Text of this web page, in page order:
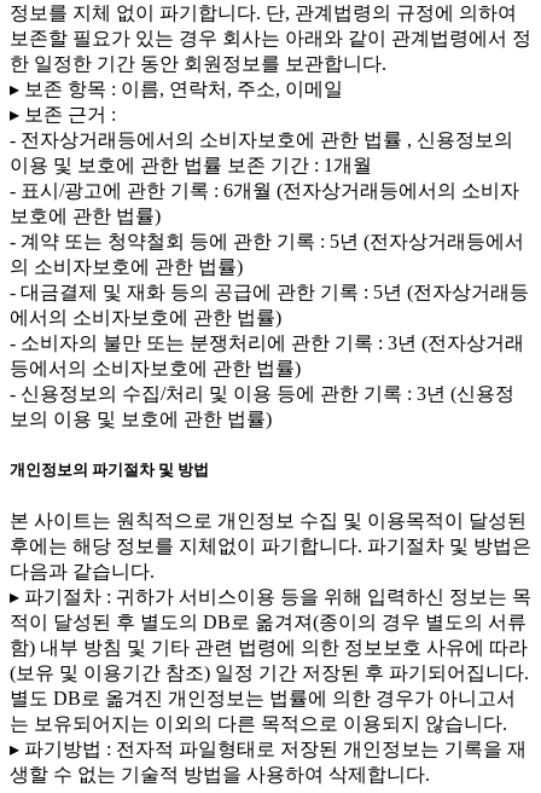
정보를 지체 없이 파기합니다. 단, 관계법령의 규정에 의하여
보존할 필요가 있는 경우 회사는 아래와 같이 관계법령에서 정
한 일정한 기간 동안 회원정보를 보관합니다.
▸ 보존 항목 : 이름, 연락처, 주소, 이메일
▸ 보존 근거 :
- 전자상거래등에서의 소비자보호에 관한 법률 , 신용정보의
이용 및 보호에 관한 법률 보존 기간 : 1개월
- 표시/광고에 관한 기록 : 6개월 (전자상거래등에서의 소비자
보호에 관한 법률)
- 계약 또는 청약철회 등에 관한 기록 : 5년 (전자상거래등에서
의 소비자보호에 관한 법률)
- 대금결제 및 재화 등의 공급에 관한 기록 : 5년 (전자상거래등
에서의 소비자보호에 관한 법률)
- 소비자의 불만 또는 분쟁처리에 관한 기록 : 3년 (전자상거래
등에서의 소비자보호에 관한 법률)
- 신용정보의 수집/처리 및 이용 등에 관한 기록 : 3년 (신용정
보의 이용 및 보호에 관한 법률)
개인정보의 파기절차 및 방법
본 사이트는 원칙적으로 개인정보 수집 및 이용목적이 달성된
후에는 해당 정보를 지체없이 파기합니다. 파기절차 및 방법은
다음과 같습니다.
▸ 파기절차 : 귀하가 서비스이용 등을 위해 입력하신 정보는 목
적이 달성된 후 별도의 DB로 옮겨져(종이의 경우 별도의 서류
함) 내부 방침 및 기타 관련 법령에 의한 정보보호 사유에 따라
(보유 및 이용기간 참조) 일정 기간 저장된 후 파기되어집니다.
별도 DB로 옮겨진 개인정보는 법률에 의한 경우가 아니고서
는 보유되어지는 이외의 다른 목적으로 이용되지 않습니다.
▸ 파기방법 : 전자적 파일형태로 저장된 개인정보는 기록을 재
생할 수 없는 기술적 방법을 사용하여 삭제합니다.